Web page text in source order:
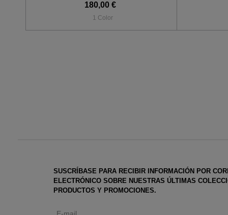
180,00 €
1 Color
SUSCRÍBASE PARA RECIBIR INFORMACIÓN POR
ELECTRÓNICO SOBRE NUESTRAS ÚLTIMAS
PRODUCTOS Y PROMOCIONES.